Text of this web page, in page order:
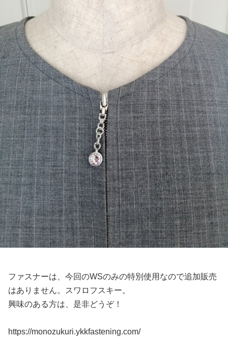
ファスナーは、今回のWSのみの特別使用なので追加販売
はありません。スワロフスキー。
興味のある方は、是非どうぞ！
https://monozukuri.ykkfastening.com/